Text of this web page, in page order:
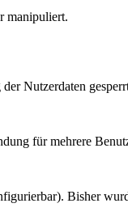
manipuliert.
Nutzerdaten
für mehrere
Bisher